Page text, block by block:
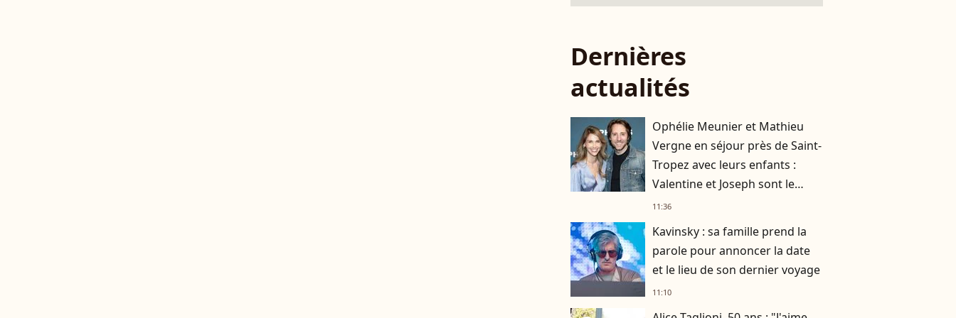
Dernières
actualités
Ophélie Meunier et Mathieu
Vergne en séjour près de Saint-
Tropez avec leurs enfants :
Valentine et Joseph sont le
parfait mélange de leurs
11:36
Kavinsky : sa famille prend la
parole pour annoncer la date
et le lieu de son dernier voyage
11:10